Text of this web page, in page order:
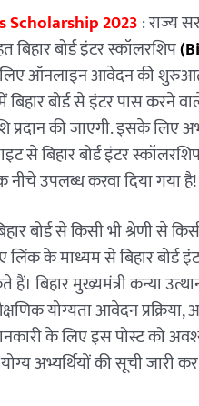
Scholarship 2023: राज्य
बोर्ड इंटर स्कॉलरशिप
ऑनलाइन आवेदन की शुरुआत
बोर्ड से इंटर पास करने
प्रदान की जाएगी. इसके लिए
से बिहार बोर्ड इंटर
उपलब्ध करवा दिया गया है!
बोर्ड से किसी भी श्रेणी से
लिंक के माध्यम से बिहार बोर्ड
बिहार मुख्यमंत्री कन्या
योग्यता आवेदन
के लिए इस पोस्ट को
अभ्यर्थियों की सूची जारी